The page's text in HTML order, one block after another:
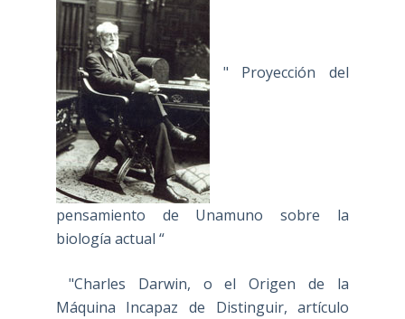
" Proyección del
pensamiento de Unamuno sobre la
biología actual “
"Charles Darwin, o el Origen de la
Máquina Incapaz de Distinguir, artículo